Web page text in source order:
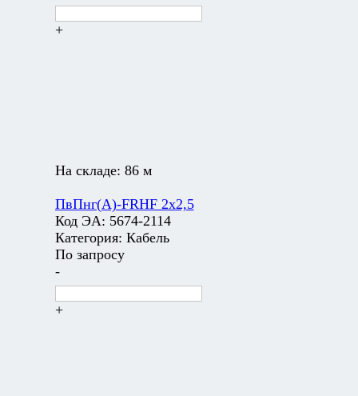
+
На складе: 86 м
ПвПнг(А)-FRHF 2х2,5
Код ЭА: 5674-2114
Категория: Кабель
По запросу
-
+